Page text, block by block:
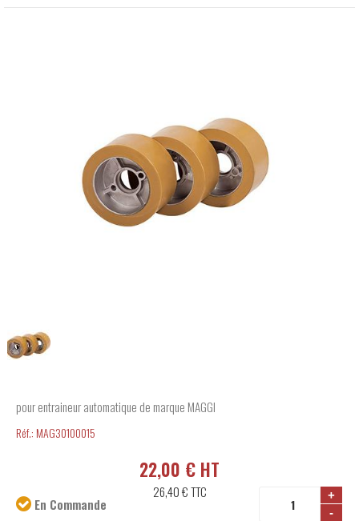
pour entraineur automatique de marque MAGGI
Réf.: MAG30100015
22,00 € HT
26,40 €TTC
+
-
En Commande